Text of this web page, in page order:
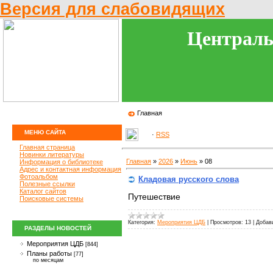
Версия для слабовидящих
Главная
МЕНЮ САЙТА
Главная страница
Новинки литературы
Информация о библиотеке
Адрес и контактная информация
Фотоальбом
Полезные ссылки
Каталог сайтов
Поисковые системы
РАЗДЕЛЫ НОВОСТЕЙ
Мероприятия ЦДБ [844]
Планы работы [77]
по месяцам
· RSS
Главная » 2026 » Июнь » 08
Кладовая русского слова
Путешествие
Категория: Мероприятия ЦДБ Просмотров: 13